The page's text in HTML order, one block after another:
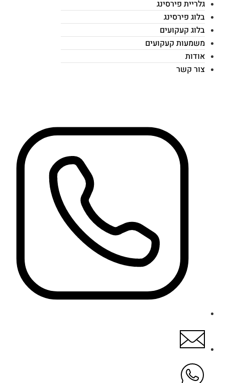
גלריית פירסינג
בלוג פירסינג
בלוג קעקועים
משמעות קעקועים
אודות
צור קשר